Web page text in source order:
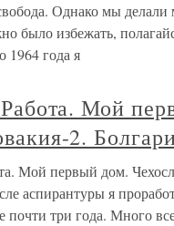
Однако мы
было избежать,
1964 года я
Мой
2.
Мой первый дом.
аспирантуры я
почти три года. Много